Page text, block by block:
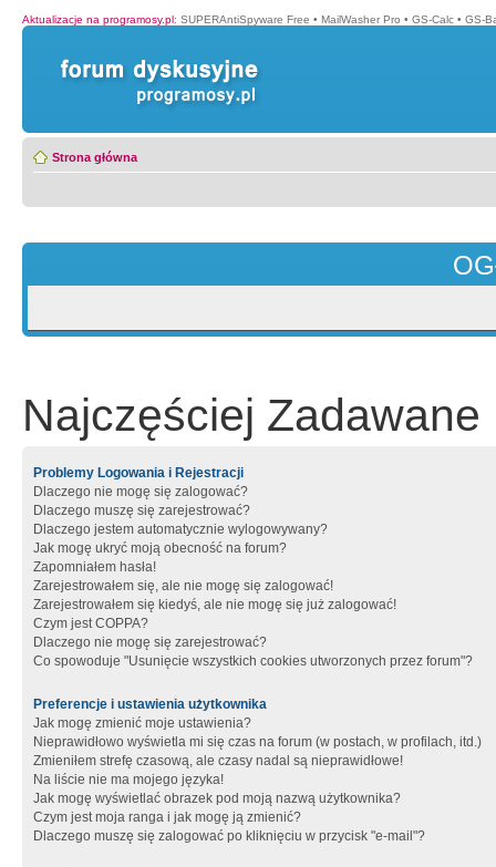
Aktualizacje na programosy.pl: SUPERAntiSpyware Free • MailWasher Pro • GS-Calc • GS-
Strona główna
Najczęściej Zadawane
Problemy Logowania i Rejestracji
Dlaczego nie mogę się zalogować?
Dlaczego muszę się zarejestrować?
Dlaczego jestem automatycznie wylogowywany?
Jak mogę ukryć moją obecność na forum?
Zapomniałem hasła!
Zarejestrowałem się, ale nie mogę się zalogować!
Zarejestrowałem się kiedyś, ale nie mogę się już zalogować!
Czym jest COPPA?
Dlaczego nie mogę się zarejestrować?
Co spowoduje "Usunięcie wszystkich cookies utworzonych przez forum"?
Preferencje i ustawienia użytkownika
Jak mogę zmienić moje ustawienia?
Nieprawidłowo wyświetla mi się czas na forum (w postach, w profilach, itd.)
Zmieniłem strefę czasową, ale czasy nadal są nieprawidłowe!
Na liście nie ma mojego języka!
Jak mogę wyświetlać obrazek pod moją nazwą użytkownika?
Czym jest moja ranga i jak mogę ją zmienić?
Dlaczego muszę się zalogować po kliknięciu w przycisk "e-mail"?